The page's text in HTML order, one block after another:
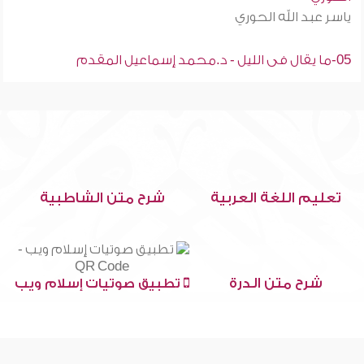
ياسر عبد الله الحوري
05-ما يقال فى الليل - د.محمد إسماعيل المقدم
تعليم اللغة العربية شرح متن الشاطبية
شرح متن الدرة تطبيق صوتيات إسلام ويب